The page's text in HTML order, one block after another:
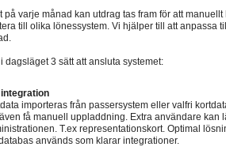
på varje månad kan utdrag tas fram för att
till olika lönessystem. Vi hjälper till att anpassa
dagsläget 3 sätt att ansluta systemet:
integration
importeras från passersystem eller valfri
få manuell uppladdning. Extra användare kan
T.ex representationskort. Optimal
används som klarar integrationer.